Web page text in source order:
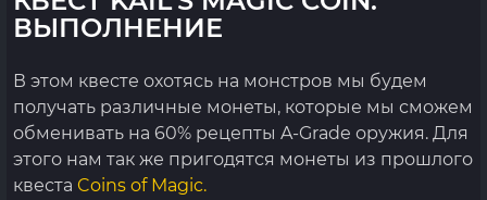
ВЫПОЛНЕНИЕ
В этом квесте охотясь на монстров мы будем
получать различные монеты, которые мы сможем
обменивать на 60% рецепты A-Grade оружия. Для
этого нам так же пригодятся монеты из прошлого
квеста Coins of Magic.